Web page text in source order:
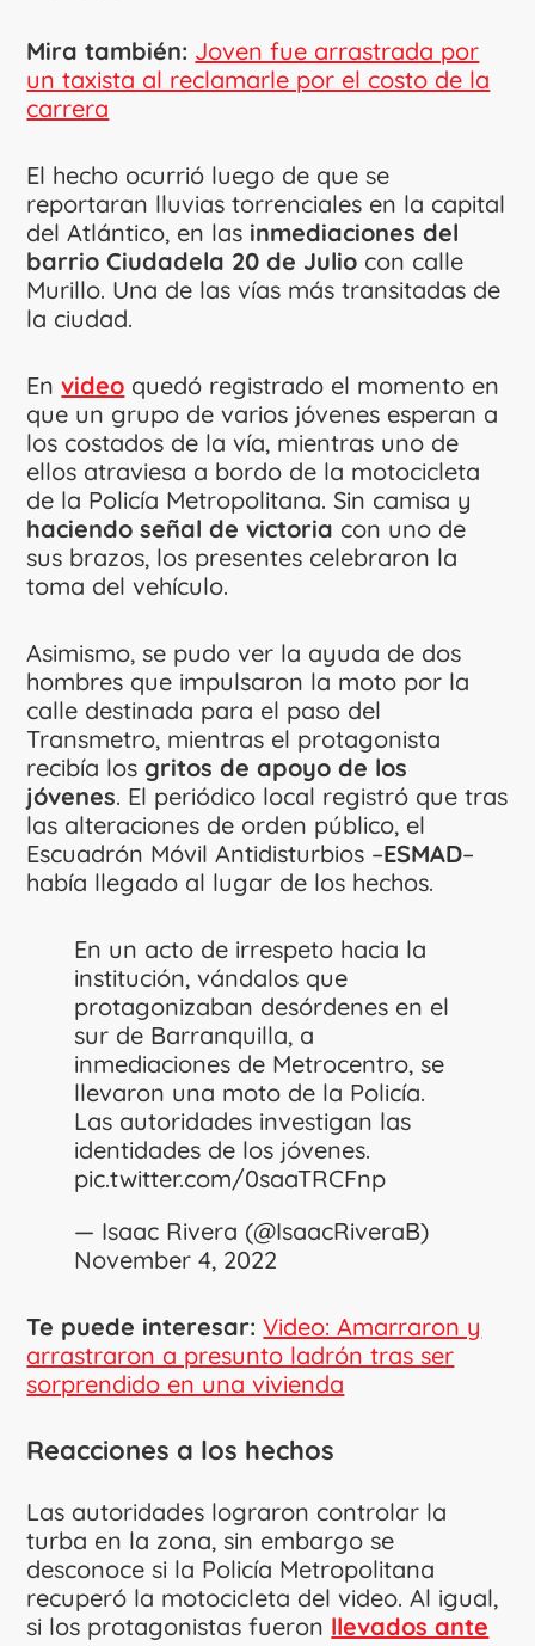
Mira también: Joven fue arrastrada por
un taxista al reclamarle por el costo de la
carrera
El hecho ocurrió luego de que se
reportaran lluvias torrenciales en la capital
del Atlántico, en las inmediaciones del
barrio Ciudadela 20 de Julio con calle
Murillo. Una de las vías más transitadas de
la ciudad.
Envideo quedó registrado el momento en
que un grupo de varios jóvenes esperan a
los costados de la vía, mientras uno de
ellos atraviesa a bordo de la motocicleta
de la Policía Metropolitana. Sin camisa y
haciendo señal de victoria con uno de
sus brazos, los presentes celebraron la
toma del vehículo.
Asimismo, se pudo ver la ayuda de dos
hombres que impulsaron la moto por la
calle destinada para el paso del
Transmetro, mientras el protagonista
recibía losgritos de apoyo de los
jóvenes. El periódico local registró que tras
las alteraciones de orden público, el
Escuadrón Móvil Antidisturbios –ESMAD–
había llegado al lugar de los hechos.
En un acto de irrespeto hacia la
institución, vándalos que
protagonizaban desórdenes en el
sur de Barranquilla, a
inmediaciones de Metrocentro, se
llevaron una moto de la Policía.
Las autoridades investigan las
identidades de los jóvenes.
pic.twitter.com/0saaTRCFnp
— Isaac Rivera (@IsaacRiveraB)
November 4, 2022
Te puede interesar:Video: Amarraron y
arrastraron a presunto ladrón tras ser
sorprendido en una vivienda
Reacciones a los hechos
Las autoridades lograron controlar la
turba en la zona, sin embargo se
desconoce si la Policía Metropolitana
recuperó la motocicleta del video. Al igual,
si los protagonistas fueron llevados ante